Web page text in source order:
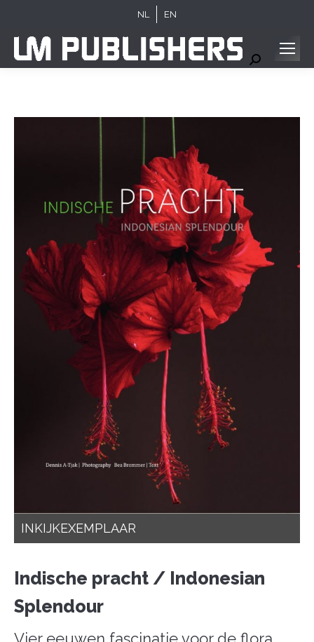
NL EN
Search:
INKIJKEXEMPLAAR
Indische pracht / Indonesian
Splendour